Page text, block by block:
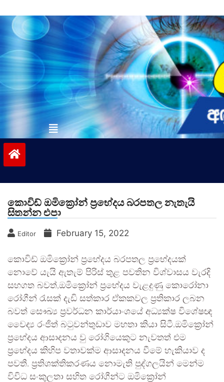
to
contentvinivida.lk
කොවිඩ් ඔමික්‍රෝන් ප්‍රභේදය බරපතල නැතැයි
සිතන්න එපා
Editor February 15, 2022
කොවිඩ් ඔමික්‍රෝන් ප්‍රභේදය බරපතල ප්‍රභේදයක්
නොවේ යැයි ඇතැම් පිරිස් තුළ පවතින විශ්වාසය වැරදි
සහගත බවත්,ඔමික්‍රෝන් ප්‍රභේදය වැළදුණු කොරෝනා
රෝගීන් රැසක් දැඩි සත්කාර ඒකකවල ප්‍රතිකාර ලබන
බවත් සෞඛ්‍ය ප්‍රවර්ධන කාර්යාංශයේ අධ්‍යක්ෂ විශේෂඥ
වෛද්‍ය රංජිත් බටුවන්තුඩාව මහතා කියා සිටී.ඔමික්‍රෝන්
ප්‍රභේදය ආසාදනය වු රෝගියෙකුට නැවතත් එම
ප්‍රභේදය කිහිප වතාවක්ම ආසාදනය වීමේ හැකියාව ද
පවතී. ප්‍රතිශක්තිකරණය නොමැති පුද්ගලයින් මෙන්ම
විවිධ සංකුලතා සහිත රෝගීන්ට ඔමික්‍රෝන්